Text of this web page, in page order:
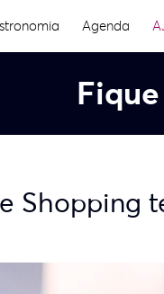
Agenda
Shopping